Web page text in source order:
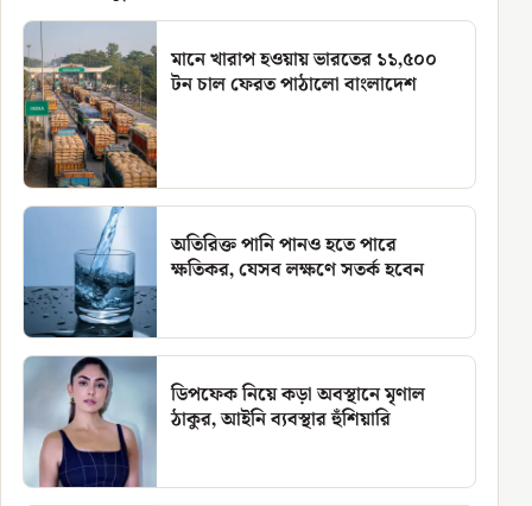
মানে খারাপ হওয়ায় ভারতের ১১,৫০০
টন চাল ফেরত পাঠালো বাংলাদেশ
অতিরিক্ত পানি পানও হতে পারে
ক্ষতিকর, যেসব লক্ষণে সতর্ক হবেন
ডিপফেক নিয়ে কড়া অবস্থানে মৃণাল
ঠাকুর, আইনি ব্যবস্থার হুঁশিয়ারি